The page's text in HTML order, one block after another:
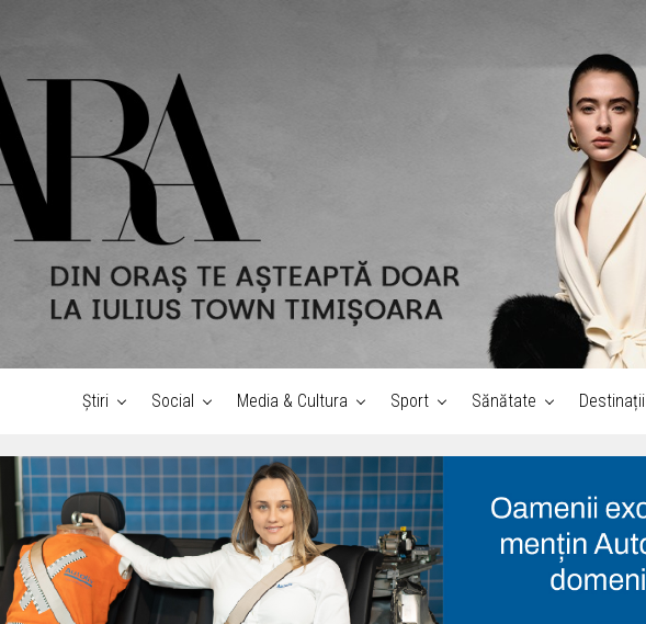
Știri Social Media & Cultura Sport Sănătate Destinații